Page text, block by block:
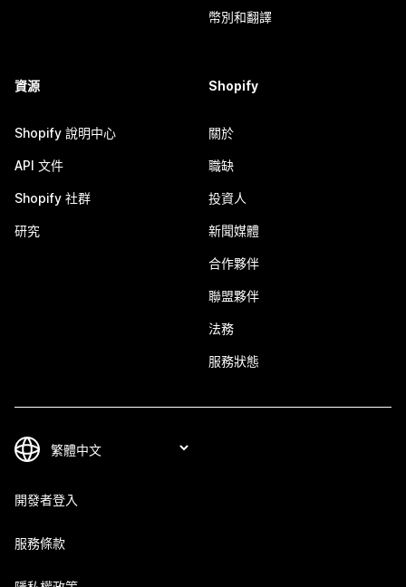
幣別和翻譯
資源
Shopify 說明中心
API 文件
Shopify 社群
研究
Shopify
關於
職缺
投資人
新聞媒體
合作夥伴
聯盟夥伴
法務
服務狀態
開發者登入
服務條款